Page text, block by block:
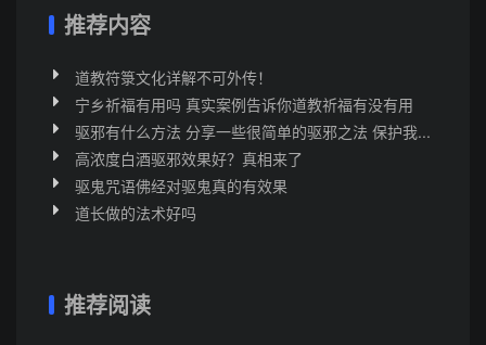
推荐内容
道教符箓文化详解不可外传！
宁乡祈福有用吗 真实案例告诉你道教祈福有没有用
驱邪有什么方法 分享一些很简单的驱邪之法 保护我...
高浓度白酒驱邪效果好？真相来了
驱鬼咒语佛经对驱鬼真的有效果
道长做的法术好吗
推荐阅读